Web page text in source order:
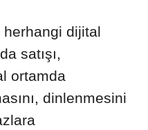
dijital
satışı,
ortamda
dinlenmesini